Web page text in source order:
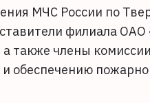
МЧС России по
филиала
также члены
обеспечению